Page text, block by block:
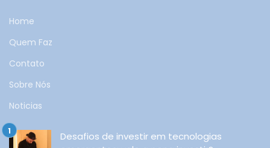
Home
Quem Faz
Contato
Sobre Nós
Noticias
Desafios de investir em tecnologias